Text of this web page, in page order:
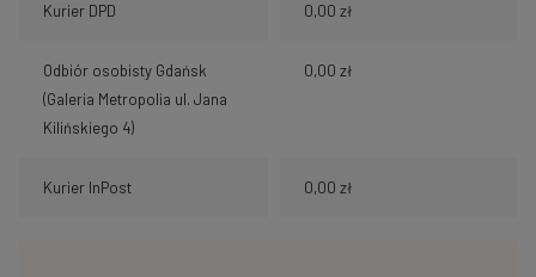
Kurier DPD 0,00 zł
Odbiór osobisty Gdańsk
(Galeria Metropolia ul. Jana
Kilińskiego 4)
0,00 zł
Kurier InPost 0,00 zł